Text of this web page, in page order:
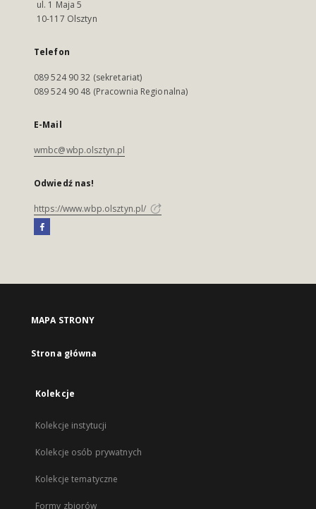
ul. 1 Maja 5
10-117 Olsztyn
Telefon
089 524 90 32 (sekretariat)
089 524 90 48 (Pracownia Regionalna)
E-Mail
wmbc@wbp.olsztyn.pl
Odwiedź nas!
https://www.wbp.olsztyn.pl/
MAPA STRONY
Strona główna
Kolekcje
Kolekcje instytucji
Kolekcje osób prywatnych
Kolekcje tematyczne
Formy zbiorów